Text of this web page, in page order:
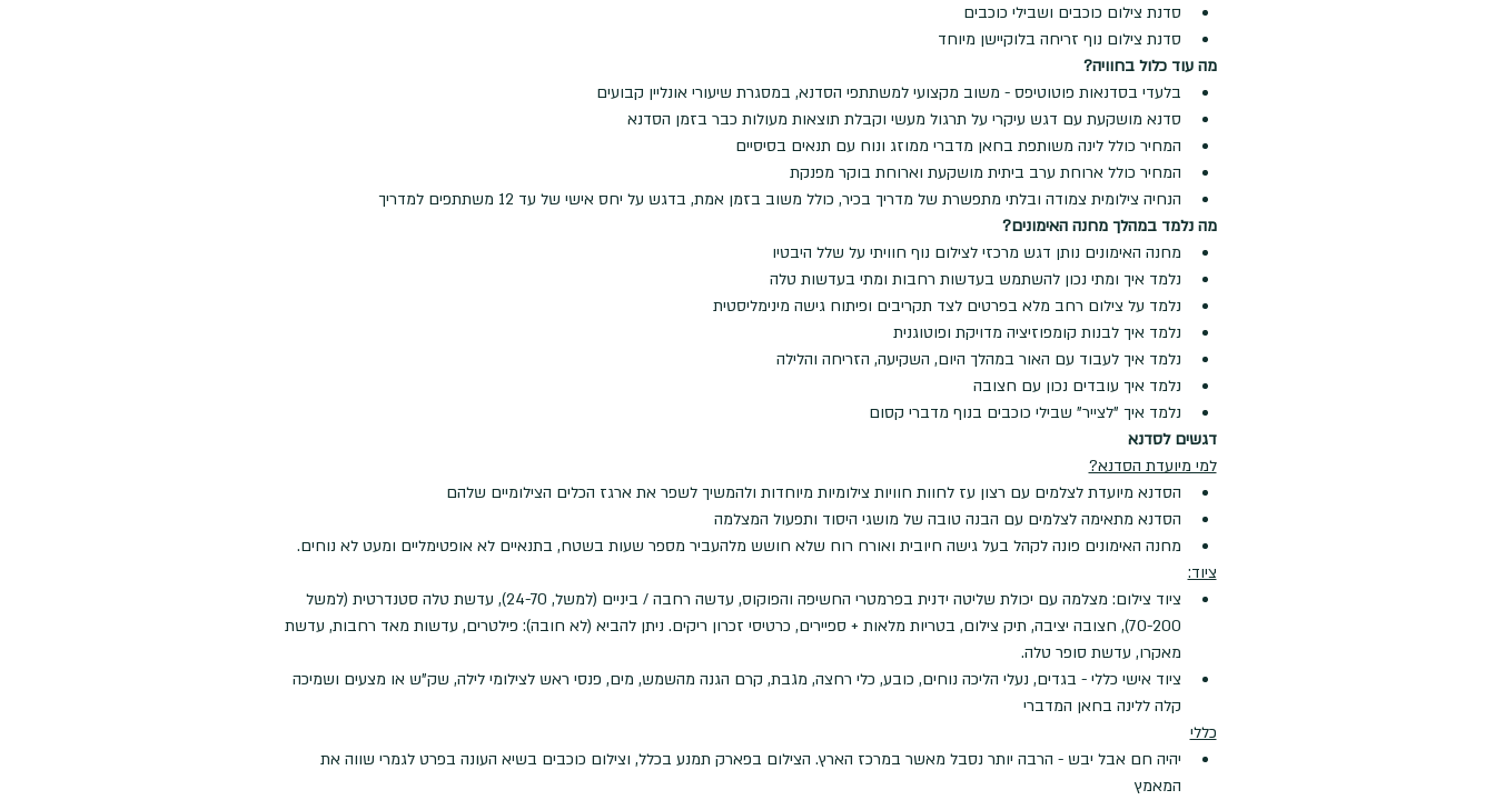
סדנת צילום כוכבים ושבילי כוכבים
סדנת צילום נוף זריחה בלוקיישן מיוחד
מה עוד כלול בחוויה?
בלעדי בסדנאות פוטוטיפס - משוב מקצועי למשתתפי הסדנא, במסגרת שיעורי אונליין קבועים
סדנא מושקעת עם דגש עיקרי על תרגול מעשי וקבלת תוצאות מעולות כבר בזמן הסדנא
המחיר כולל לינה משותפת בחאן מדברי ממוזג ונוח עם תנאים בסיסיים
המחיר כולל ארוחת ערב ביתית מושקעת וארוחת בוקר מפנקת
הנחיה צילומית צמודה ובלתי מתפשרת של מדריך בכיר, כולל משוב בזמן אמת, בדגש על יחס אישי של עד 12 משתתפים למדריך
מה נלמד במהלך מחנה האימונים?
מחנה האימונים נותן דגש מרכזי לצילום נוף חוויתי על שלל היבטיו
נלמד איך ומתי נכון להשתמש בעדשות רחבות ומתי בעדשות טלה
נלמד על צילום רחב מלא בפרטים לצד תקריבים ופיתוח גישה מינימליסטית
נלמד איך לבנות קומפוזיציה מדויקת ופוטוגנית
נלמד איך לעבוד עם האור במהלך היום, השקיעה, הזריחה והלילה
נלמד איך עובדים נכון עם חצובה
נלמד איך "לצייר" שבילי כוכבים בנוף מדברי קסום
דגשים לסדנא
למי מיועדת הסדנא?
הסדנא מיועדת לצלמים עם רצון עז לחוות חוויות צילומיות מיוחדות ולהמשיך לשפר את ארגז הכלים הצילומיים שלהם
הסדנא מתאימה לצלמים עם הבנה טובה של מושגי היסוד ותפעול המצלמה
מחנה האימונים פונה לקהל בעל גישה חיובית ואורח רוח שלא חושש מלהעביר מספר שעות בשטח, בתנאיים לא אופטימליים ומעט לא נוחים.
ציוד:
ציוד צילום: מצלמה עם יכולת שליטה ידנית בפרמטרי החשיפה והפוקוס, עדשה רחבה / ביניים (למשל, 24-70), עדשת טלה סטנדרטית (למשל
70-200), חצובה יציבה, תיק צילום, בטריות מלאות + ספיירים, כרטיסי זכרון ריקים. ניתן להביא (לא חובה): פילטרים, עדשות מאד רחבות, עדשת
מאקרו, עדשת סופר טלה.
ציוד אישי כללי - בגדים, נעלי הליכה נוחים, כובע, כלי רחצה, מגבת, קרם הגנה מהשמש, מים, פנסי ראש לצילומי לילה, שק"ש או מצעים ושמיכה
קלה ללינה בחאן המדברי
כללי
יהיה חם אבל יבש - הרבה יותר נסבל מאשר במרכז הארץ. הצילום בפארק תמנע בכלל, וצילום כוכבים בשיא העונה בפרט לגמרי שווה את
המאמץ